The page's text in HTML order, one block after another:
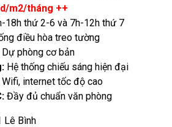
m2/tháng ++
18h thứ 2-6 và 7h-12h thứ 7
điều hòa treo tường
Dự phòng cơ bản
Hệ thống chiếu sáng hiện đại
Wifi, internet tốc độ cao
Đầy đủ chuẩn văn phòng
Lê Bình